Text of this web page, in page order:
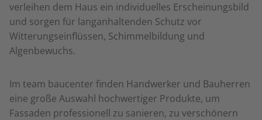
verleihen dem Haus ein individuelles Erscheinungsbild
und sorgen für langanhaltenden Schutz vor
Witterungseinflüssen, Schimmelbildung und
Algenbewuchs.
Im team baucenter finden Handwerker und Bauherren
eine große Auswahl hochwertiger Produkte, um
Fassaden professionell zu sanieren, zu verschönern